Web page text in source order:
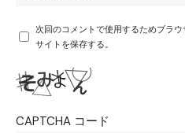
次回のコメントで使用するためブラウ
サイトを保存する。
CAPTCHA コード